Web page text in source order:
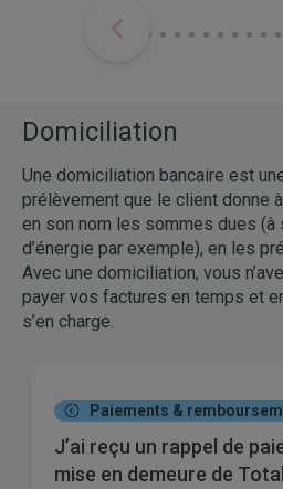
Domiciliation
Une domiciliation bancaire est
prélèvement que le client donne
en son nom les sommes dues (à
d’énergie par exemple), en les
Avec une domiciliation, vous
payer vos factures en temps et
s’en charge.
Paiements &
J’ai reçu un rappel de
mise en demeure de